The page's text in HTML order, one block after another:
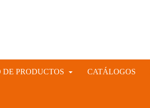
PRODUCTOS CATÁLOGOS